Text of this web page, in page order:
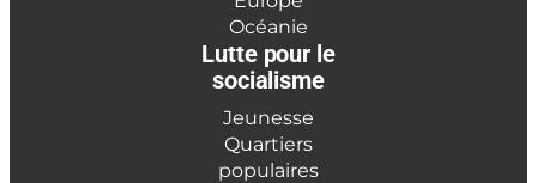
Océanie
Lutte pour le
socialisme
Jeunesse
Quartiers
populaires